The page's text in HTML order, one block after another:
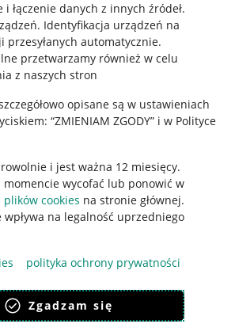
i łączenie danych z innych źródeł.
. Identyfikacja urządzeń na
automatycznie.
przetwarzamy również w celu
z naszych stron
opisane są w ustawieniach
“ZMIENIAM ZGODY” i w Polityce
i jest ważna 12 miesięcy.
momencie wycofać lub ponowić w
cookies na stronie głównej.
na legalność uprzedniego
polityka ochrony prywatności
Zgadzam się
Usługach Cyfrowych